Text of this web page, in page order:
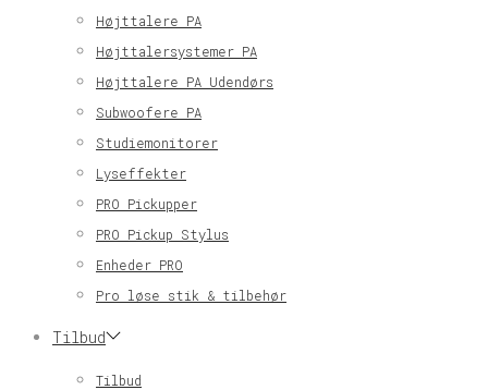
Højttalere PA
Højttalersystemer PA
Højttalere PA Udendørs
Subwoofere PA
Studiemonitorer
Lyseffekter
PRO Pickupper
PRO Pickup Stylus
Enheder PRO
Pro løse stik & tilbehør
Tilbud
Tilbud